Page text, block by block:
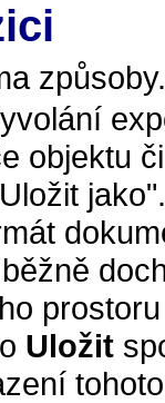
způsoby.
objektu
běžně
Uložit